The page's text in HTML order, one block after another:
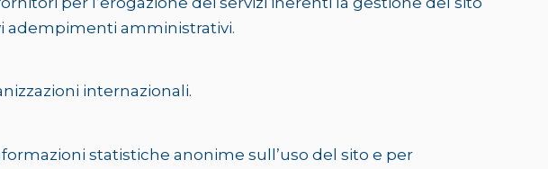
adempimenti amministrativi.
internazionali.
statistiche anonime sull’uso del sito e per